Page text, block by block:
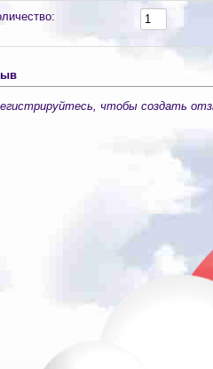
чтобы создать